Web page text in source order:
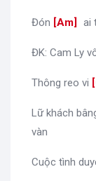
Đón [Am ai
ĐK: Cam Ly
Thông reo vi [
Lữ khách
vàn
Cuộc tình